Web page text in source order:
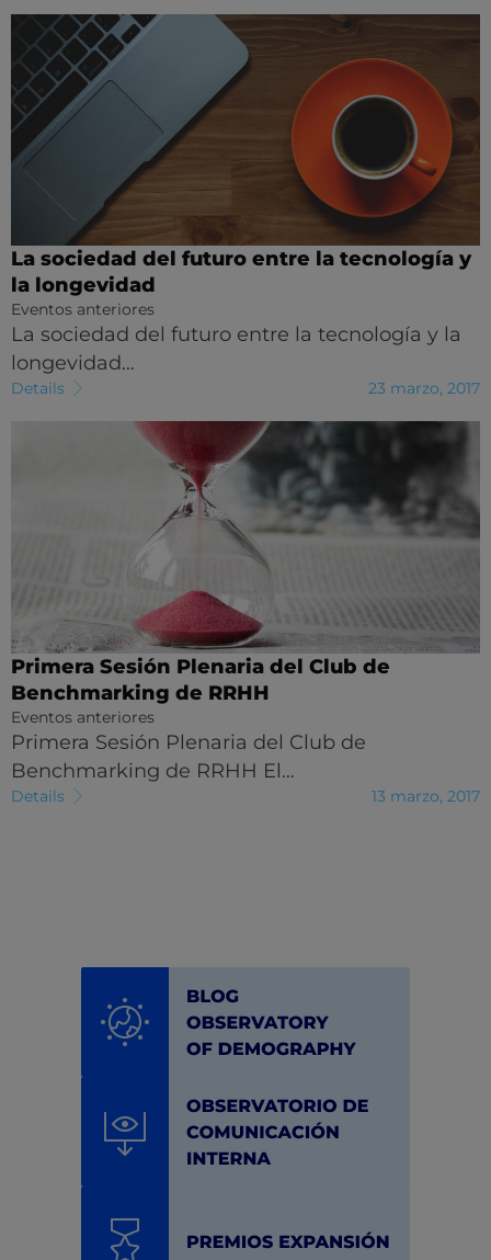
La sociedad del futuro entre la tecnología y
la longevidad
Eventos anteriores
La sociedad del futuro entre la tecnología y la
longevidad…
Details 23 marzo, 2017
Primera Sesión Plenaria del Club de
Benchmarking de RRHH
Eventos anteriores
Primera Sesión Plenaria del Club de
Benchmarking de RRHH El…
Details 13 marzo, 2017